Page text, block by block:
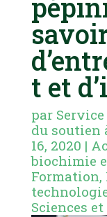
t et
par
du
16, 2020 |
biochimie
Formation,
Sciences